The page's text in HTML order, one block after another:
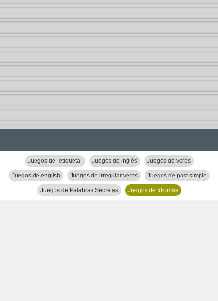
Juegos de -etiqueta- Juegos de inglés Juegos de verbs
Juegos de english Juegos de irregular verbs Juegos de past simple
Juegos de Palabras Secretas Juegos de Idiomas